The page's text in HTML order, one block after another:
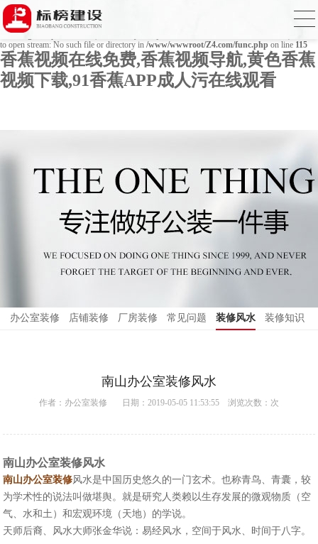
Warning : mkdir(): No space left on device in
Warning
to open stream: No such file or directory in /www/wwwroot/Z4.com/func.php on line 115
香蕉视频在线免费,香蕉视频导航,黄色香蕉
视频下载,91香蕉APP成人污在线观看
办公室装修 店铺装修 厂房装修 常见问题 装修风水 装修知识
南山办公室装修风水
作者： 办公室装修 日期：2019-05-05 11:53:55 浏览次数： 次
南山办公室装修风水
南山办公室装修风水是中国历史悠久的一门玄术。也称青鸟、青囊，较
为学术性的说法叫做堪舆。就是研究人类赖以生存发展的微观物质（空
气、水和土）和宏观环境（天地）的学说。
天师后裔、风水大师张金华说：易经风水，空间于风水、时间于八字。